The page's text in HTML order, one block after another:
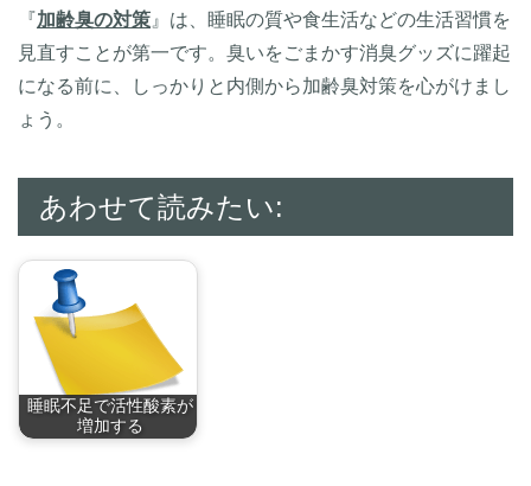
『加齢臭の対策 』は、睡眠の質や食生活などの生活習慣を
見直すことが第一です。臭いをごまかす消臭グッズに躍起
になる前に、しっかりと内側から加齢臭対策を心がけまし
ょう。
あわせて読みたい:
睡眠不足で活性酸素が
増加する